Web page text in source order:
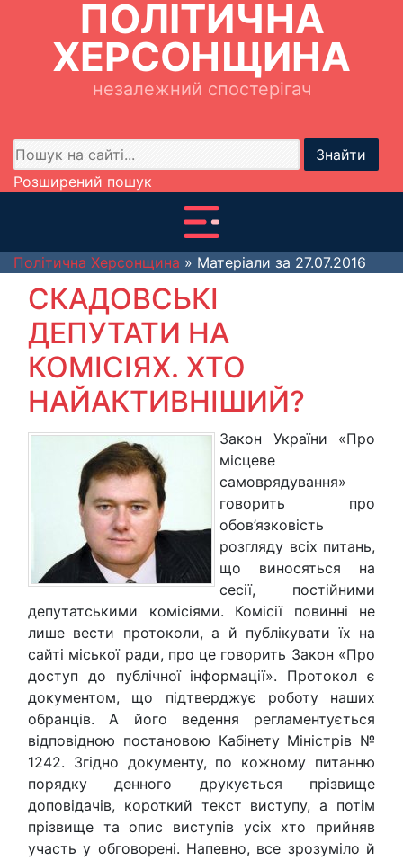
ПОЛІТИЧНА
ХЕРСОНЩИНА
незалежний спостерігач
Знайти
Розширений пошук
Політична Херсонщина » Матеріали за 27.07.2016
СКАДОВСЬКІ
ДЕПУТАТИ НА
КОМІСІЯХ. ХТО
НАЙАКТИВНІШИЙ?
Закон України «Про
місцеве
самоврядування»
говорить про
обов’язковість
розгляду всіх питань,
що виносяться на
сесії, постійними
депутатськими комісіями. Комісії повинні не
лише вести протоколи, а й публікувати їх на
сайті міської ради, про це говорить Закон «Про
доступ до публічної інформації». Протокол є
документом, що підтверджує роботу наших
обранців. А його ведення регламентується
відповідною постановою Кабінету Міністрів №
1242. Згідно документу, по кожному питанню
порядку денного друкується прізвище
доповідачів, короткий текст виступу, а потім
прізвище та опис виступів усіх хто прийняв
участь у обговорені. Напевно, все зрозуміло й